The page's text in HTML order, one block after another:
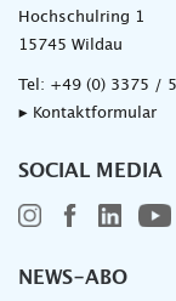
Hochschulring 1
15745 Wildau
Tel: +49 (0) 3375 /
▸ Kontaktformular
SOCIAL MEDIA
NEWS-ABO